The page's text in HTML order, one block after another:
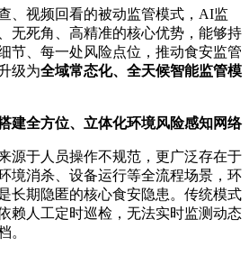
、视频回看的被动监管模式，AI监
无死角、高精准的核心优势，能够持
节、每一处风险点位，推动食安监管
级为全域常态化、全天候智能监管模
建全方位、立体化环境风险感知网络
源于人员操作不规范，更广泛存在于
境消杀、设备运行等全流程场景，环
长期隐匿的核心食安隐患。传统模式
赖人工定时巡检，无法实时监测动态
。